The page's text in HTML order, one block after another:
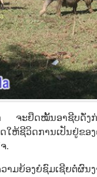
າ ຈະຢຶດໝັ້ນອາຊີບດັ່
ໃຫ້ຊີວິດການເປັນຢູ່ຂ
.
ວາມຍ້ອງຍໍຊົມເຊີຍຕໍ່ຜົ